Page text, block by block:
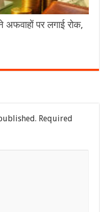
अफवाहों पर लगाई रोक,
Required